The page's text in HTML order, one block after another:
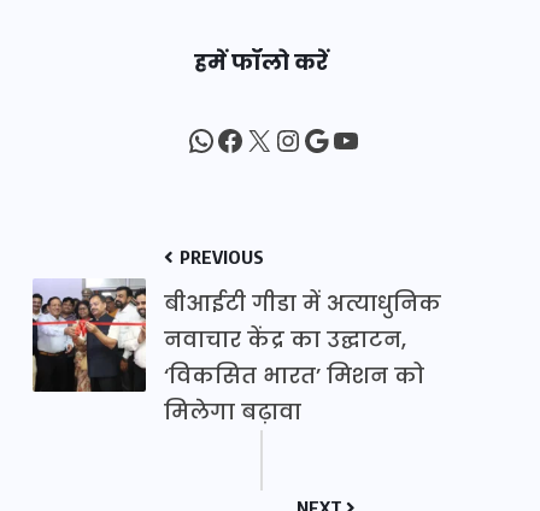
हमें फॉलो करें
WhatsApp
Facebook
X Instagram
Google
YouTube
PREVIOUS
बीआईटी गीडा में अत्याधुनिक
नवाचार केंद्र का उद्घाटन,
‘विकसित भारत’ मिशन को
मिलेगा बढ़ावा